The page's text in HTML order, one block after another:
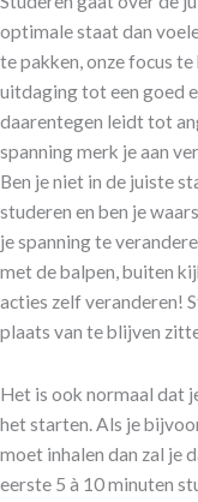
optimale staat dan
te pakken, onze focus
uitdaging tot een goed
daarentegen leidt tot
spanning merk je aan
Ben je niet in de juiste
studeren en ben je
je spanning te
met de balpen, buiten
acties zelf veranderen!
plaats van te blijven
Het is ook normaal dat
het starten. Als je
moet inhalen dan zal je
eerste 5 à 10 minuten